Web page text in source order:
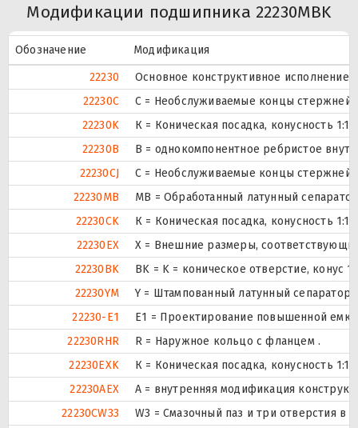
Модификации подшипника 22230MBK
Обозначение
Модификация
22230
Основное конструктивное исполнение.
22230C
С = Необслуживаемые концы стержней,
22230K
К = Коническая посадка, конусность 1:12.
22230B
B = однокомпонентное ребристое
22230CJ
С = Необслуживаемые концы стержней,
22230MB
MB = Обработанный латунный
22230CK
К = Коническая посадка, конусность 1:12.
22230EX
X = Внешние размеры,
22230BK
BK = K = коническое отверстие, конус
22230YM
Y = Штампованный латунный
22230-E1
E1 = Проектирование повышенной
22230RHR
R = Наружное кольцо с фланцем .
22230EXK
К = Коническая посадка, конусность 1:12.
22230AEX
A = внутренняя модификация
22230CW33
W3 = Смазочный паз и три отверстия